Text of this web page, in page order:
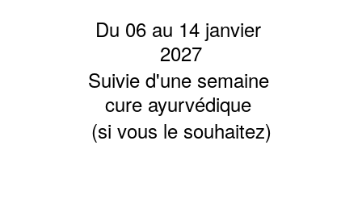
Du 06 au 14 janvier
2027
Suivie d'une semaine
cure ayurvédique
(si vous le souhaitez)